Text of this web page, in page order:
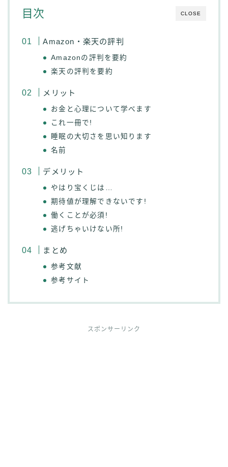
CLOSE
目次
Amazon・楽天の評判
Amazonの評判を要約
楽天の評判を要約
メリット
お金と心理について学べます
これ一冊で!
睡眠の大切さを思い知ります
名前
デメリット
やはり宝くじは…
期待値が理解できないです!
働くことが必須!
逃げちゃいけない所!
まとめ
参考文献
参考サイト
スポンサーリンク